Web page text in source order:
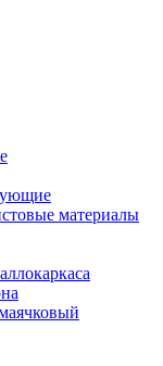
материалы